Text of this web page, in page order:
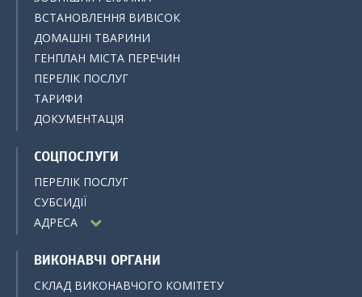
ВСТАНОВЛЕННЯ ВИВІСОК
ДОМАШНІ ТВАРИНИ
ГЕНПЛАН МІСТА ПЕРЕЧИН
ПЕРЕЛІК ПОСЛУГ
ТАРИФИ
ДОКУМЕНТАЦІЯ
СОЦПОСЛУГИ
ПЕРЕЛІК ПОСЛУГ
СУБСИДІЇ
АДРЕСА
ВИКОНАВЧІ ОРГАНИ
СКЛАД ВИКОНАВЧОГО КОМІТЕТУ